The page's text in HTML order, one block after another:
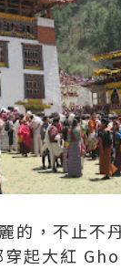
的，不止不
起大紅